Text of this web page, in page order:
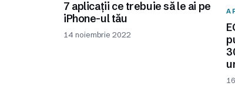
7 aplicații ce trebuie să le ai pe
iPhone-ul tău
14 noiembrie 2022